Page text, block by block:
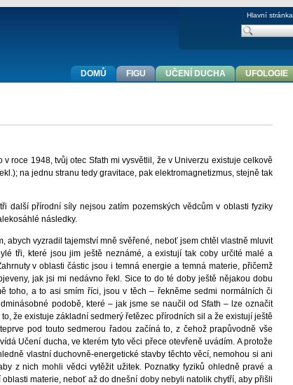
Hlavní stránka
roce 1948, tvůj otec Sfath mi vysvětlil, že v Univerzu existuje celkově
na jednu stranu tedy gravitace, pak elektromagnetizmus, stejně tak
další přírodní síly nejsou zatím pozemských vědcům v oblasti fyziky
následky.
abych vyzradil tajemství mně svěřené, neboť jsem chtěl vlastně mluvit
tři, které jsou jim ještě neznámé, a existují tak coby určité malé a
v oblasti částic jsou i temná energie a temná materie, přičemž
jak jsi mi nedávno řekl. Sice to do té doby ještě nějakou dobu
toho, a to asi smím říci, jsou v těch – řekněme sedmi normálních či
podobě, které – jak jsme se naučil od Sfath – lze označit
že existuje základní sedmerý řetězec přírodních sil a že existují ještě
pod touto sedmerou řadou začíná to, z čehož prapůvodně vše
Učení ducha, ve kterém tyto věci přece otevřeně uvádím. A protože
vlastní duchovně-energetické stavby těchto věcí, nemohou si ani
z nich mohli vědci vytěžit užitek. Poznatky fyziků ohledně pravé a
materie, neboť až do dnešní doby nebyli natolik chytří, aby přišli
DOMŮ FIGU UČENÍ DUCHA UFOLOGIE